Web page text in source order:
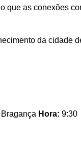
as conexões
da cidade
Hora: 9:30